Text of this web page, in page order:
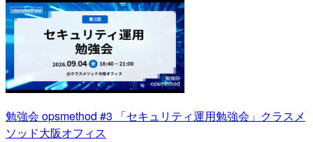
勉強会 opsmethod #3 「セキュリティ運用勉強会」クラスメ
ソッド大阪オフィス